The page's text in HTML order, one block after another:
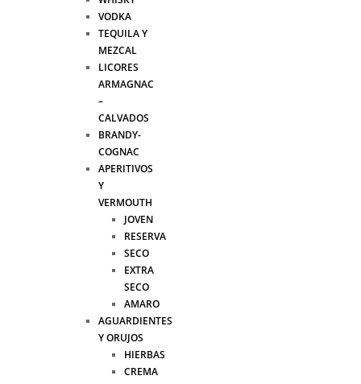
VODKA
TEQUILA Y
MEZCAL
LICORES
ARMAGNAC
–
CALVADOS
BRANDY-
COGNAC
APERITIVOS
Y
VERMOUTH
JOVEN
RESERVA
SECO
EXTRA
SECO
AMARO
AGUARDIENTES
Y ORUJOS
HIERBAS
CREMA